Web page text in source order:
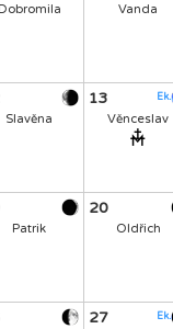
Dobromila Vanda
Slavěna
13 Ek.
Věnceslav
Patrik
20
Oldřich
27 Ek.